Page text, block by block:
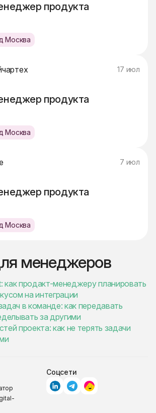
продукта
Москва
17 июл
продукта
Москва
7 июл
продукта
Москва
менеджеров
продакт-менеджеру планировать
на интеграции
в команде: как передавать
за другими
проекта: как не терять задачи
Соцсети